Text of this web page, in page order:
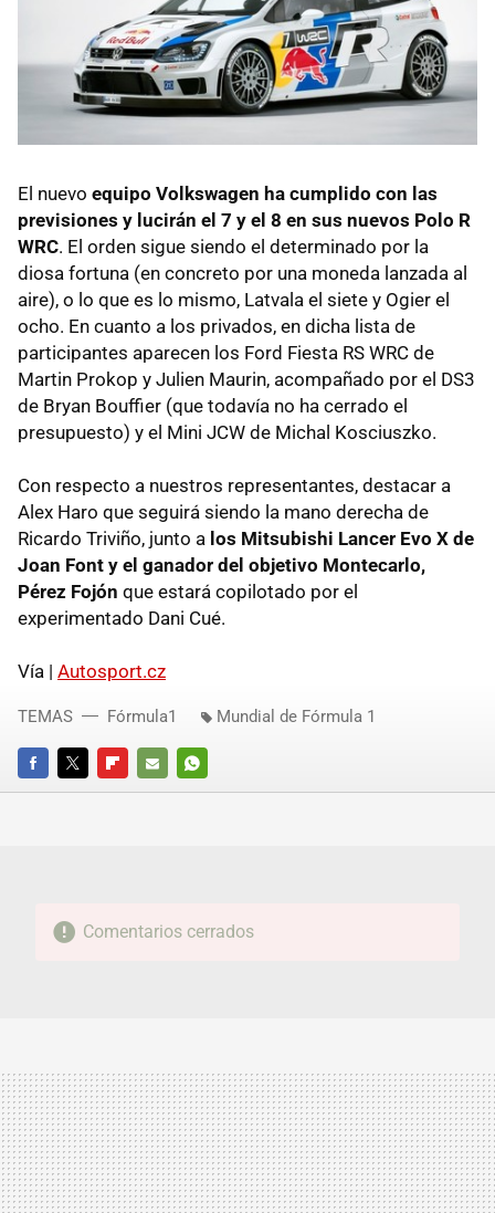
El nuevo equipo Volkswagen ha cumplido con las
previsiones y lucirán el 7 y el 8 en sus nuevos Polo R
WRC. El orden sigue siendo el determinado por la
diosa fortuna (en concreto por una moneda lanzada al
aire), o lo que es lo mismo, Latvala el siete y Ogier el
ocho. En cuanto a los privados, en dicha lista de
participantes aparecen los Ford Fiesta RS WRC de
Martin Prokop y Julien Maurin, acompañado por el DS3
de Bryan Bouffier (que todavía no ha cerrado el
presupuesto) y el Mini JCW de Michal Kosciuszko.
Con respecto a nuestros representantes, destacar a
Alex Haro que seguirá siendo la mano derecha de
Ricardo Triviño, junto a los Mitsubishi Lancer Evo X de
Joan Font y el ganador del objetivo Montecarlo,
Pérez Fojón que estará copilotado por el
experimentado Dani Cué.
Vía | Autosport.cz
FACEBOOKTWITTERFLIPBOARD
E-
WHATSAPP
TEMAS Fórmula1 Mundial de Fórmula 1
Comentarios cerrados